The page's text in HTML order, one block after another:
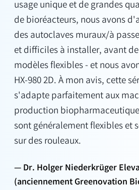
usage unique et de grandes
de bioréacteurs, nous avons
des autoclaves muraux/à
et difficiles à installer, avant
modèles flexibles - et nous
HX-980 2D. À mon avis, cette
s'adapte parfaitement aux
production
sont généralement flexibles et
sur des rouleaux.
Dr. Holger Niederkrüger
(anciennement Greenovation